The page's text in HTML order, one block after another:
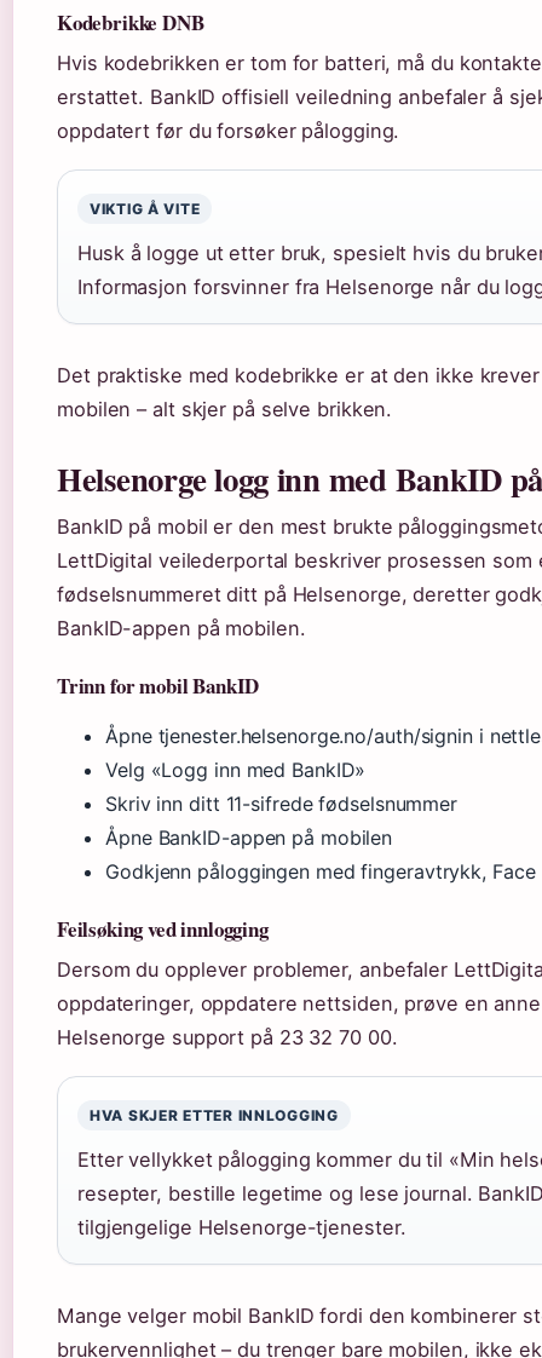
Kodebrikke DNB
Hvis kodebrikken er tom for batteri, må du
erstattet. BankID offisiell veiledning anbefaler å
oppdatert før du forsøker pålogging.
VIKTIG Å VITE
Husk å logge ut etter bruk, spesielt hvis du
Informasjon forsvinner fra Helsenorge når du
Det praktiske med kodebrikke er at den ikke
mobilen – alt skjer på selve brikken.
Helsenorge logg inn med BankID
BankID på mobil er den mest brukte
LettDigital veilederportal beskriver prosessen som
fødselsnummeret ditt på Helsenorge, deretter
BankID-appen på mobilen.
Trinn for mobil BankID
Åpne tjenester.helsenorge.no/auth/signin i
Velg «Logg inn med BankID»
Skriv inn ditt 11-sifrede fødselsnummer
Åpne BankID-appen på mobilen
Godkjenn påloggingen med fingeravtrykk,
Feilsøking ved innlogging
Dersom du opplever problemer, anbefaler
oppdateringer, oppdatere nettsiden, prøve en
Helsenorge support på 23 32 70 00.
HVA SKJER ETTER INNLOGGING
Etter vellykket pålogging kommer du til «Min
resepter, bestille legetime og lese journal.
tilgjengelige Helsenorge-tjenester.
Mange velger mobil BankID fordi den kombinerer
brukervennlighet – du trenger bare mobilen, ikke